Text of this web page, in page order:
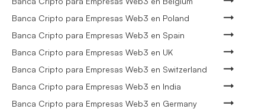
Banca Cripto para Empresas Web3 en Poland
Banca Cripto para Empresas Web3 en Spain
Banca Cripto para Empresas Web3 en UK
Banca Cripto para Empresas Web3 en Switzerland
Banca Cripto para Empresas Web3 en India
Banca Cripto para Empresas Web3 en Germany